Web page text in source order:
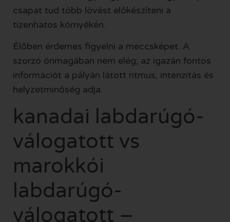
csapat tud több lövést előkészíteni a
tizenhatos környékén.
Élőben érdemes figyelni a meccsképet. A
szorzó önmagában nem elég; az igazán fontos
információt a pályán látott ritmus, intenzitás és
helyzetminőség adja.
kanadai labdarúgó-
válogatott vs
marokkói
labdarúgó-
válogatott –